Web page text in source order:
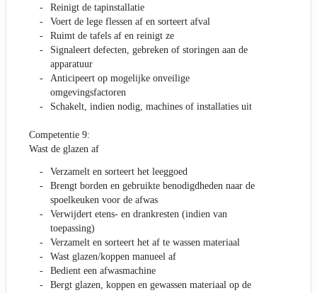
Reinigt de tapinstallatie
Voert de lege flessen af en sorteert afval
Ruimt de tafels af en reinigt ze
Signaleert defecten, gebreken of storingen aan de
apparatuur
Anticipeert op mogelijke onveilige
omgevingsfactoren
Schakelt, indien nodig, machines of installaties uit
Competentie 9:
Wast de glazen af
Verzamelt en sorteert het leeggoed
Brengt borden en gebruikte benodigdheden naar de
spoelkeuken voor de afwas
Verwijdert etens- en drankresten (indien van
toepassing)
Verzamelt en sorteert het af te wassen materiaal
Wast glazen/koppen manueel af
Bedient een afwasmachine
Bergt glazen, koppen en gewassen materiaal op de